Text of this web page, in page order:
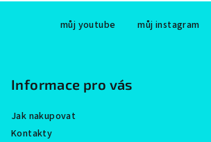
můj youtube můj instagram
Informace pro vás
Jak nakupovat
Kontakty